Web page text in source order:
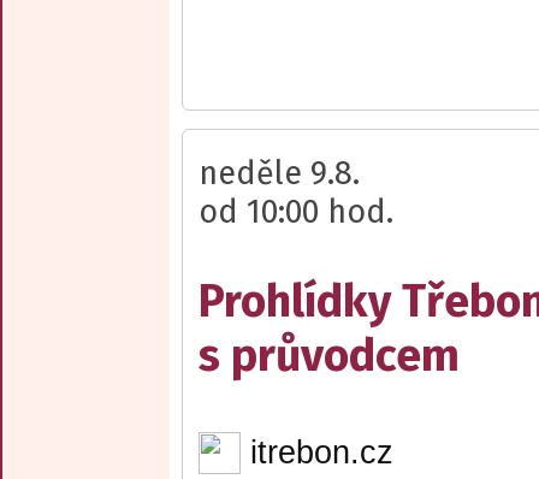
neděle 9.8.
od 10:00 hod.
Prohlídky
s průvodcem
itrebon.cz